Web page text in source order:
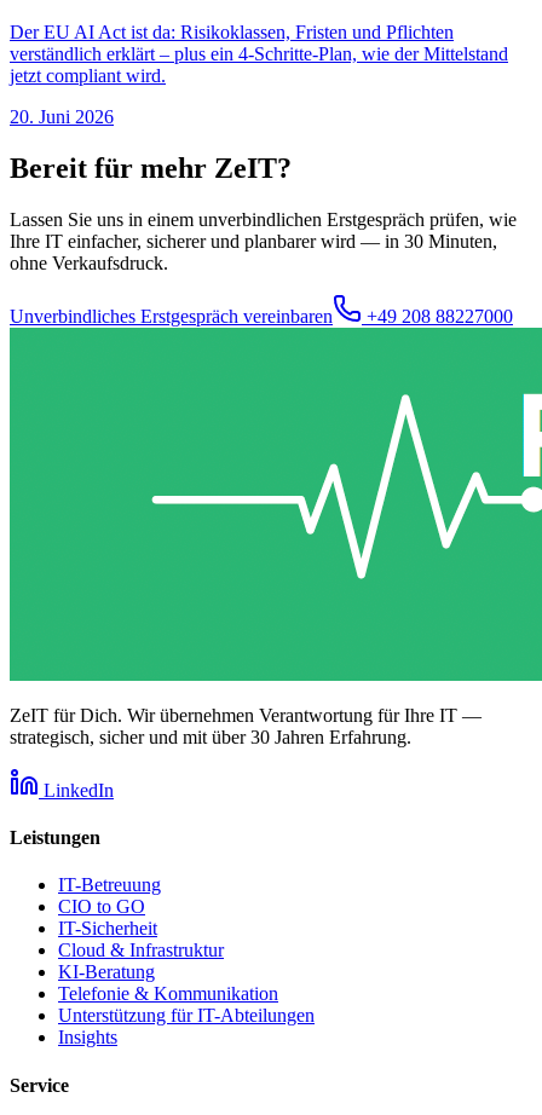
Der EU AI Act ist da: Risikoklassen, Fristen und Pflichten
verständlich erklärt – plus ein 4-Schritte-Plan, wie der Mittelstand
jetzt compliant wird.
20. Juni 2026
Bereit für mehr ZeIT?
Lassen Sie uns in einem unverbindlichen Erstgespräch prüfen, wie
Ihre IT einfacher, sicherer und planbarer wird — in 30 Minuten,
ohne Verkaufsdruck.
Unverbindliches Erstgespräch vereinbaren +49 208 88227000
ZeIT für Dich. Wir übernehmen Verantwortung für Ihre IT —
strategisch, sicher und mit über 30 Jahren Erfahrung.
LinkedIn
Leistungen
IT-Betreuung
CIO to GO
IT-Sicherheit
Cloud & Infrastruktur
KI-Beratung
Telefonie & Kommunikation
Unterstützung für IT-Abteilungen
Insights
Service